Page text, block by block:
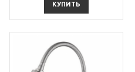
КУПИТЬ